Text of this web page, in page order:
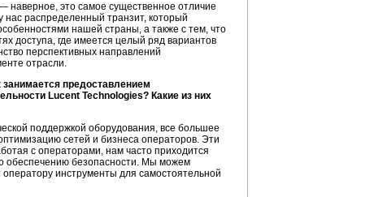
наверное, это самое существенное отличие
нас распределенный транзит, который
нашей страны, а также с тем, что
доступа, где имеется целый ряд вариантов
перспективных направлений
отрасли.
предоставлением
Lucent Technologies? Какие из них
поддержкой оборудования, все большее
сетей и бизнеса операторов. Эти
с операторами, нам часто приходится
обеспечению безопасности. Мы можем
оператору инструменты для самостоятельной